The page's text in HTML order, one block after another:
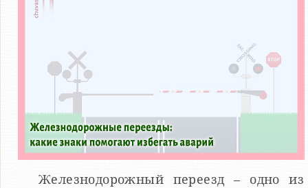
Железнодорожный переезд – одно из